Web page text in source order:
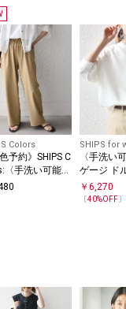
Colors
色予約》SHIPS C
〈手洗い可能〉
イージー パン
SHIPS for
〈手洗い
ゲージ ド
オーバー
￥6,270
〔40%OFF〕